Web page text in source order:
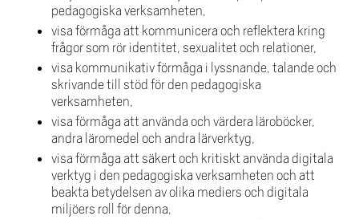
pedagogiska verksamheten,
visa förmåga att kommunicera och reflektera kring
frågor som rör identitet, sexualitet och relationer,
visa kommunikativ förmåga i lyssnande, talande och
skrivande till stöd för den pedagogiska
verksamheten,
visa förmåga att använda och värdera läroböcker,
andra läromedel och andra lärverktyg,
visa förmåga att säkert och kritiskt använda digitala
verktyg i den pedagogiska verksamheten och att
beakta betydelsen av olika mediers och digitala
miljöers roll för denna,